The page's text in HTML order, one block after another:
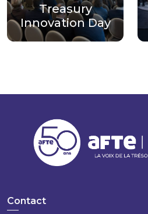
Treasury
Innovation Day
Contact